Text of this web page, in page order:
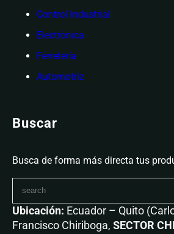
Control Industrial
Electrónica
Ferretería
Automotriz
Buscar
Busca de forma más directa tus
Ubicación: Ecuador – Quito
Francisco Chiriboga, SECTOR